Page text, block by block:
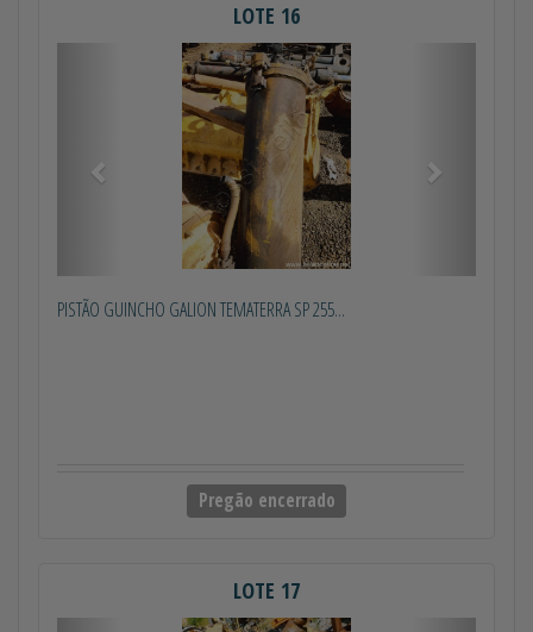
LOTE 16
PISTÃO GUINCHO GALION TEMATERRA SP 255...
Pregão encerrado
LOTE 17